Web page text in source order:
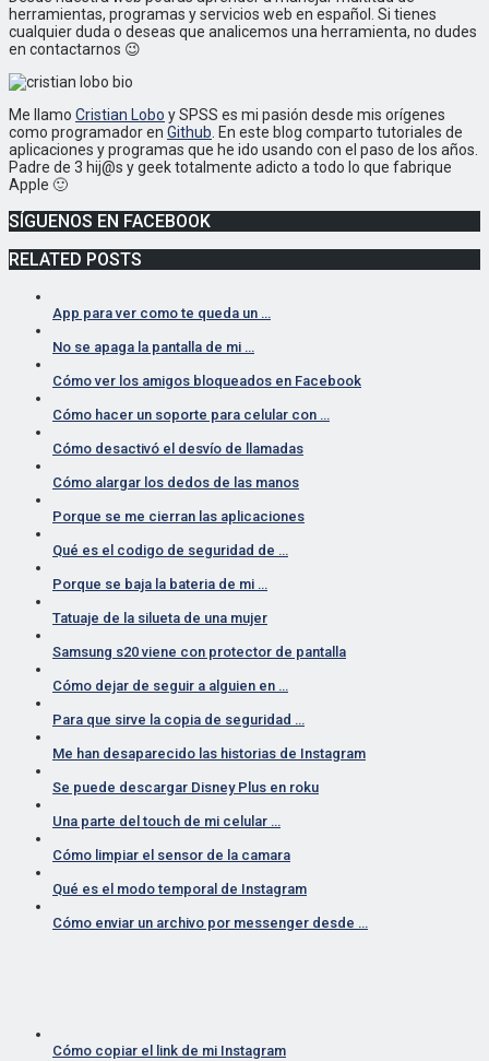
herramientas, programas y servicios web en español. Si tienes
cualquier duda o deseas que analicemos una herramienta, no dudes
en contactarnos 😉
Me llamo Cristian Lobo y SPSS es mi pasión desde mis orígenes
como programador en Github . En este blog comparto tutoriales de
aplicaciones y programas que he ido usando con el paso de los años.
Padre de 3 hij@s y geek totalmente adicto a todo lo que fabrique
Apple 🙂
SÍGUENOS EN FACEBOOK
RELATED POSTS
App para ver como te queda un …
No se apaga la pantalla de mi …
Cómo ver los amigos bloqueados en Facebook
Cómo hacer un soporte para celular con …
Cómo desactivó el desvío de llamadas
Cómo alargar los dedos de las manos
Porque se me cierran las aplicaciones
Qué es el codigo de seguridad de …
Porque se baja la bateria de mi …
Tatuaje de la silueta de una mujer
Samsung s20 viene con protector de pantalla
Cómo dejar de seguir a alguien en …
Para que sirve la copia de seguridad …
Me han desaparecido las historias de Instagram
Se puede descargar Disney Plus en roku
Una parte del touch de mi celular …
Cómo limpiar el sensor de la camara
Qué es el modo temporal de Instagram
Cómo enviar un archivo por messenger desde …
SPSStutoriales es un blog en español hispano con tutoriales
sobre programas y softwares.